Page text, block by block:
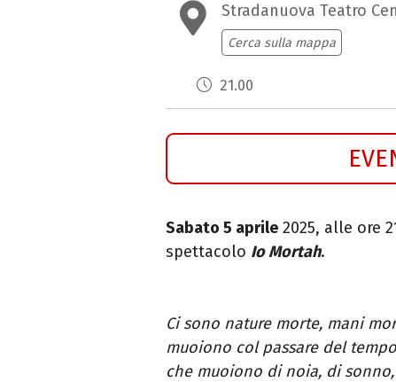
Stradanuova Teatro
Cerca sulla mappa
21.00
Sabato 5 aprile 2025, alle ore
spettacolo Io Mortah.
Ci sono nature morte, mani
muoiono col passare del
che muoiono di noia, di